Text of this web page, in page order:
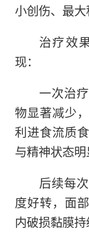
小创伤、最大
治疗效
现：
一次治
物显著减少
利进食流质
与精神状态明
后续每
度好转，面
内破损黏膜持